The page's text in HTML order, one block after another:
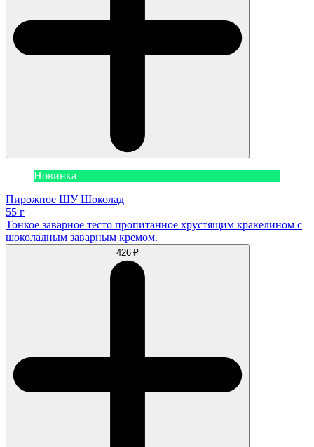
Новинка
Пирожное ШУ Шоколад
55 г
Тонкое заварное тесто пропитанное хрустящим кракелином с
шоколадным заварным кремом.
426 ₽